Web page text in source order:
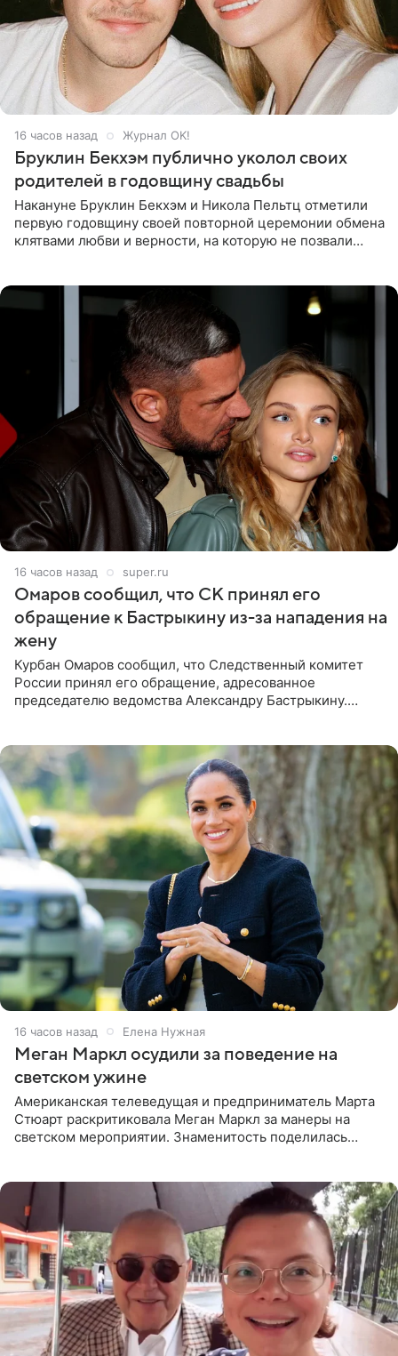
16 часов назад Журнал OK!
Бруклин Бекхэм публично уколол своих
родителей в годовщину свадьбы
Накануне Бруклин Бекхэм и Никола Пельтц отметили
первую годовщину своей повторной церемонии обмена
клятвами любви и верности, на которую не позвали
16 часов назад super.ru
Омаров сообщил, что СК принял его
обращение к Бастрыкину из-за нападения на
жену
Курбан Омаров сообщил, что Следственный комитет
России принял его обращение, адресованное
председателю ведомства Александру Бастрыкину.
16 часов назад Елена Нужная
Меган Маркл осудили за поведение на
светском ужине
Американская телеведущая и предприниматель Марта
Стюарт раскритиковала Меган Маркл за манеры на
светском мероприятии. Знаменитость поделилась